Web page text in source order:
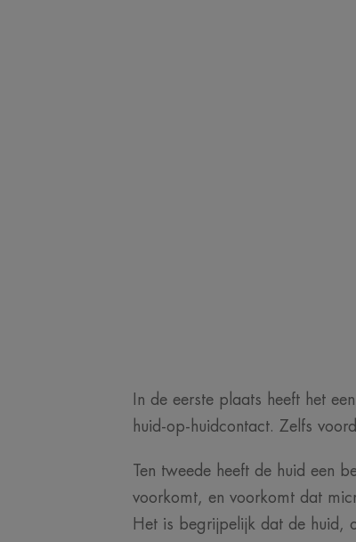
In de eerste plaats heeft het
huid-op-huidcontact. Zelfs
Ten tweede heeft de huid een
voorkomt, en voorkomt dat
Het is begrijpelijk dat de huid,